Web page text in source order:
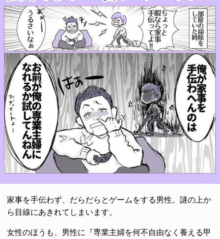
家事を手伝わず、だらだらとゲームをする男性。謎の上か
ら目線にあきれてしまいます。
女性のほうも、男性に『専業主婦を何不自由なく養える甲